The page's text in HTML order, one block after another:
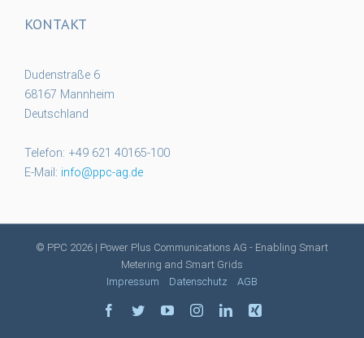
KONTAKT
Dudenstraße 6
68167 Mannheim
Deutschland
Telefon: +49 621 40165-100
E-Mail: info@ppc-ag.de
© PPC 2026 | Power Plus Communications AG - Enabling Smart
Metering and Smart Grids
Impressum
Datenschutz AGB
facebook
twitteryoutubeinstagram
linkedinxing